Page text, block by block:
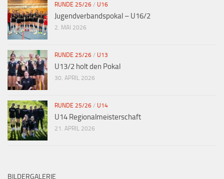
RUNDE 25/26 / U16
Jugendverbandspokal – U16/2
2. MAI 2026
RUNDE 25/26 / U13
U13/2 holt den Pokal
30. APRIL 2026
RUNDE 25/26 / U14
U14 Regionalmeisterschaft
21. APRIL 2026
BILDERGALERIE